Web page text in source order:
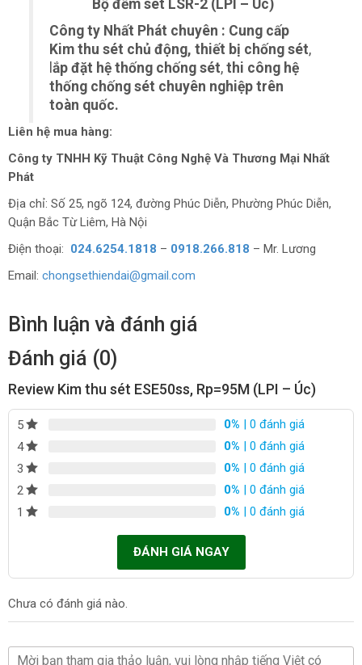
Bộ đếm sét LSR-2 (LPI – Úc)
Công ty Nhất Phát chuyên : Cung cấp
Kim thu sét chủ động, thiết bị chống sét,
lắp đặt hệ thống chống sét,thi công hệ
thống chống sét chuyên nghiệp trên
toàn quốc.
Liên hệ mua hàng:
Công ty TNHH Kỹ Thuật Công Nghệ Và Thương Mại Nhất
Phát
Địa chỉ: Số 25, ngõ 124, đường Phúc Diễn, Phường Phúc Diễn,
Quận Bắc Từ Liêm, Hà Nội
Điện thoại: 024.6254.1818 – 0918.266.818 – Mr. Lương
Email: chongsethiendai@gmail.com
Bình luận và đánh giá
Đánh giá (0)
Review Kim thu sét ESE50ss, Rp=95M (LPI – Úc)
5 0% | 0 đánh giá
4
0% | 0 đánh giá
3
0% | 0 đánh giá
2
0% | 0 đánh giá
1
0% | 0 đánh giá
ĐÁNH GIÁ NGAY
Chưa có đánh giá nào.